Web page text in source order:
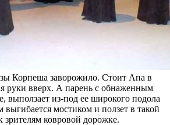
Корпеша заворожило. Стоит Апа в
руки вверх. А парень с обнаженным
выползает из-под ее широкого подола
выгибается мостиком и ползет в такой
зрителям ковровой дорожке.